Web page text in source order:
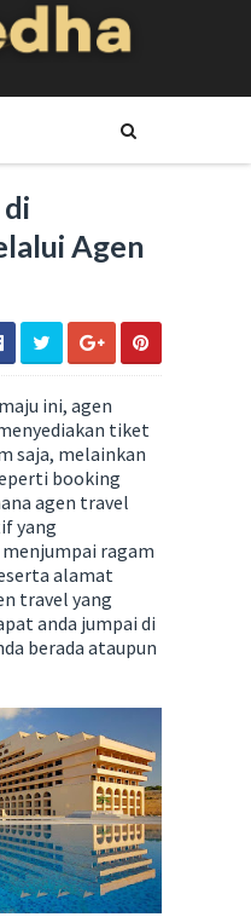
Agen
ini, agen
tiket
saja, melainkan
booking
agen travel
yang
ragam
alamat
travel yang
anda jumpai di
berada ataupun